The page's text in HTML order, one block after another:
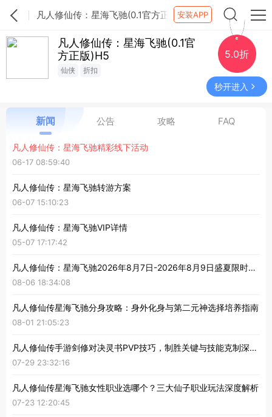
凡人修仙传：星海飞驰(0.1官方正
版)H5新闻公告列表
安装APP
凡人修仙传：星海飞驰(0.1官
方正版)H5
仙侠 折扣
5.0折
秒开进入
新闻 公告 攻略 FAQ
凡人修仙传：星海飞驰精彩线下活动
06-17 08:59:40
凡人修仙传：星海飞驰转游方案
06-07 15:10:23
凡人修仙传：星海飞驰VIP详情
05-07 17:17:42
凡人修仙传：星海飞驰2026年8月7日-2026年8月9日盛夏限时累充活动
08-06 18:34:08
凡人修仙传星海飞驰分身攻略：身外化身与第二元神选择培养指南
08-01 21:05:23
凡人修仙传手游剑修对决灵书PVP技巧，制胜关键与技能克制深度解析
07-29 23:32:16
凡人修仙传星海飞驰女性职业选哪个？三大仙子职业玩法深度解析
07-23 12:20:45